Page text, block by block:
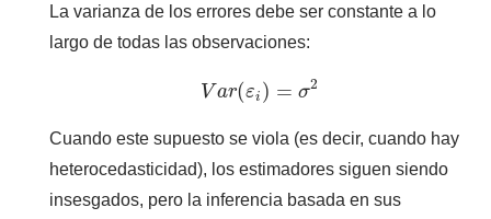
La varianza de los errores debe ser constante a lo
largo de todas las observaciones:
V r i)
Cuando este supuesto se viola (es decir, cuando hay
heterocedasticidad), los estimadores siguen siendo
insesgados, pero la inferencia basada en sus